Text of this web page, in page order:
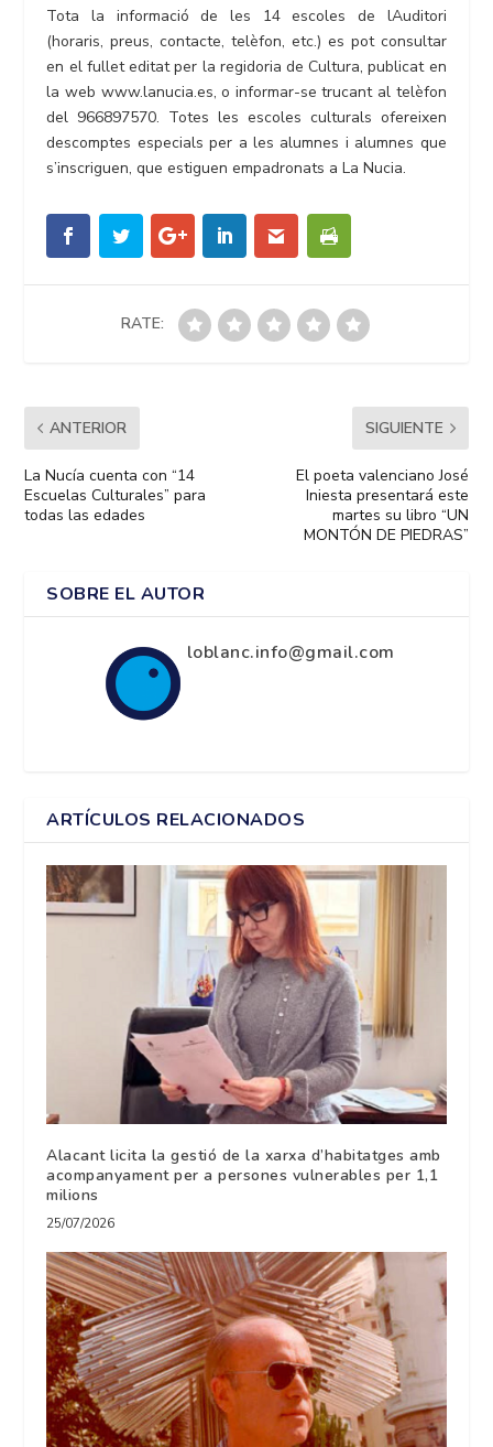
Tota la informació de les 14 escoles de lAuditori
(horaris, preus, contacte, telèfon, etc.) es pot consultar
en el fullet editat per la regidoria de Cultura, publicat en
la web www.lanucia.es, o informar-se trucant al telèfon
del 966897570. Totes les escoles culturals ofereixen
descomptes especials per a les alumnes i alumnes que
s’inscriguen, que estiguen empadronats a La Nucia.
RATE:
ANTERIOR
La Nucía cuenta con “14
Escuelas Culturales” para
todas las edades
SIGUIENTE
El poeta valenciano José
Iniesta presentará este
martes su libro “UN
MONTÓN DE PIEDRAS”
SOBRE EL AUTOR
loblanc.info@gmail.com
ARTÍCULOS RELACIONADOS
Alacant licita la gestió de la xarxa d’habitatges amb
acompanyament per a persones vulnerables per 1,1
milions
25/07/2026